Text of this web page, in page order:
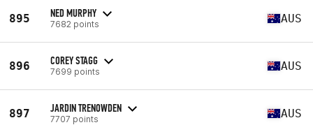
895 NED MURPHY
7682 points AUS
896 COREY STAGG
7699 points AUS
897 JARDIN TRENOWDEN
7707 points AUS